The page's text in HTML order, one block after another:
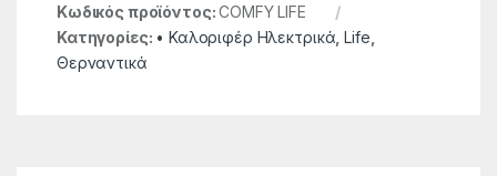
Κωδικός προϊόντος:COMFY LIFE
Κατηγορίες: • Καλοριφέρ Ηλεκτρικά ,Life
Θερναντικά